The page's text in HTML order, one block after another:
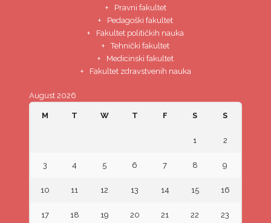
Pravni fakultet
Pedagoški fakultet
Fakultet političkih nauka
Tehnički fakultet
Medicinski fakultet
Fakultet zdravstvenih nauka
August 2026
M T W T F S S
1 2
3 4 5 6 7 8 9
10 11 12 13 14 15 16
17 18 19 20 21 22 23